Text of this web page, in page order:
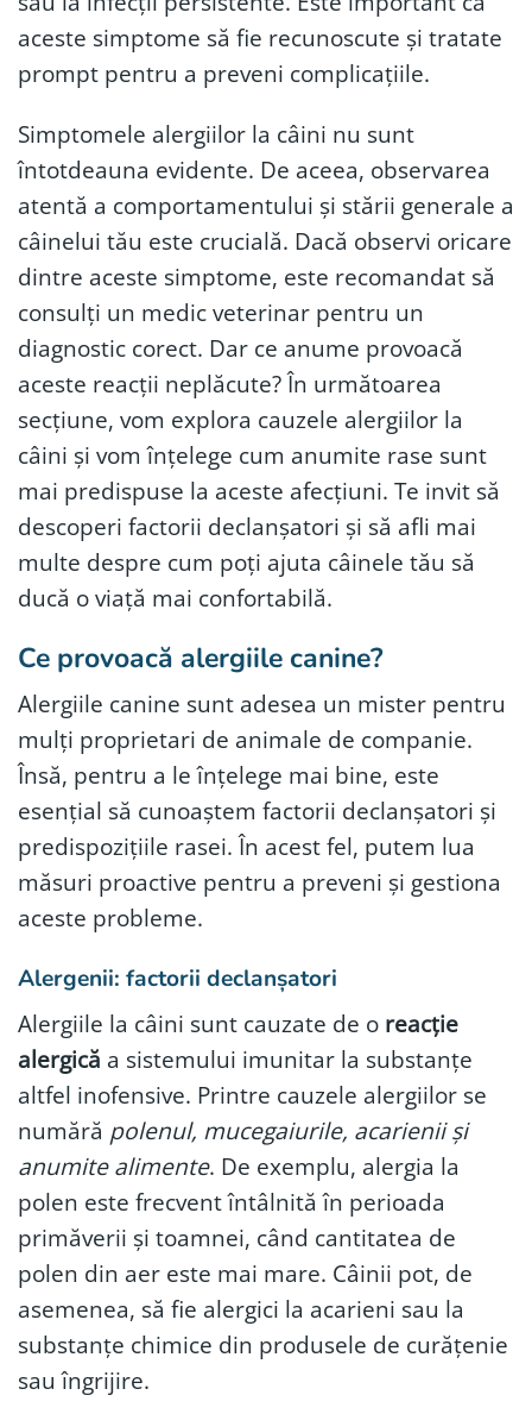
aceste simptome să fie recunoscute și tratate
prompt pentru a preveni complicațiile.
Simptomele alergiilor la câini nu sunt
întotdeauna evidente. De aceea, observarea
atentă a comportamentului și stării generale a
câinelui tău este crucială. Dacă observi oricare
dintre aceste simptome, este recomandat să
consulți un medic veterinar pentru un
diagnostic corect. Dar ce anume provoacă
aceste reacții neplăcute? În următoarea
secțiune, vom explora cauzele alergiilor la
câini și vom înțelege cum anumite rase sunt
mai predispuse la aceste afecțiuni. Te invit să
descoperi factorii declanșatori și să afli mai
multe despre cum poți ajuta câinele tău să
ducă o viață mai confortabilă.
Ce provoacă alergiile canine?
Alergiile canine sunt adesea un mister pentru
mulți proprietari de animale de companie.
Însă, pentru a le înțelege mai bine, este
esențial să cunoaștem factorii declanșatori și
predispozițiile rasei. În acest fel, putem lua
măsuri proactive pentru a preveni și gestiona
aceste probleme.
Alergenii: factorii declanșatori
Alergiile la câini sunt cauzate de o reacție
alergică a sistemului imunitar la substanțe
altfel inofensive. Printre cauzele alergiilor se
numără polenul, mucegaiurile, acarienii și
anumite alimente. De exemplu, alergia la
polen este frecvent întâlnită în perioada
primăverii și toamnei, când cantitatea de
polen din aer este mai mare. Câinii pot, de
asemenea, să fie alergici la acarieni sau la
substanțe chimice din produsele de curățenie
sau îngrijire.